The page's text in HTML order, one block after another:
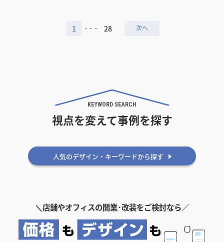
1 ・・・ 28
KEYWORD SEARCH
視点を変えて事例を探す
こだわりから探す